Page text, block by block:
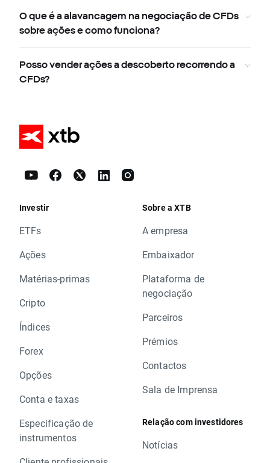
O que é a alavancagem na negociação de CFDs
sobre ações e como funciona?
Posso vender ações a descoberto recorrendo a
CFDs?
Investir
ETFs
Ações
Matérias-primas
Cripto
Índices
Forex
Opções
Conta e taxas
Especificação de
instrumentos
Sobre a XTB
A empresa
Embaixador
Plataforma de
negociação
Parceiros
Prémios
Contactos
Sala de Imprensa
Relação com investidores
Notícias